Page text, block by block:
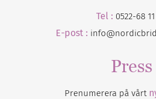
Tel : 0522-68
E-post :
Press
Prenumerera på vårt